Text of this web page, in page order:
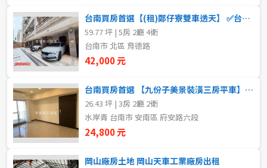
不拘
1房
2房
租金(元)
台南買房首選【(租)鄭仔寮雙車透天】 ✅台南房仲老妹
59.77 坪 | 5房 2廳 4衛
台南市 北區 育德路
42,000 元
台南買房首選 【九份子美景裝潢三房平車】✅台南房仲老妹靜嫻
26.43 坪 | 3房 2廳 2衛
水岸青 台南市 安南區 府安路六段
24,800 元
岡山廠房土地 岡山天車工業廠房出租